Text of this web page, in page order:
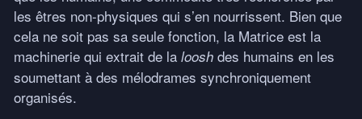
les êtres non-physiques qui s’en nourrissent. Bien que
cela ne soit pas sa seule fonction, la Matrice est la
machinerie qui extrait de la loosh des humains en les
soumettant à des mélodrames synchroniquement
organisés.